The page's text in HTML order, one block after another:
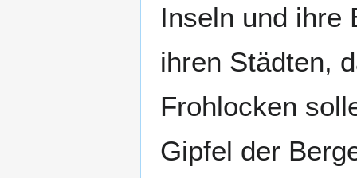
Inseln und ihre
ihren Städten,
Frohlocken
Gipfel der